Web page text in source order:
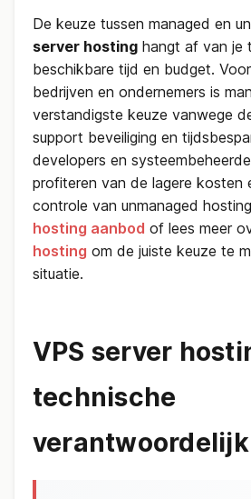
De keuze tussen managed en
server hosting hangt af van je
beschikbare tijd en budget.
bedrijven en ondernemers is
verstandigste keuze vanwege
support beveiliging en
developers en
profiteren van de lagere kosten
controle van unmanaged
hosting aanbod of lees meer
hosting om de juiste keuze te
situatie.
VPS server
technische